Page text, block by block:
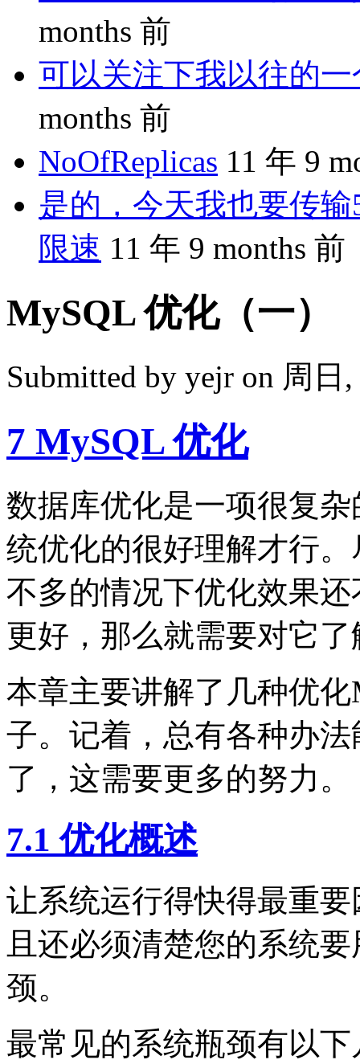
months 前
可以关注下我以往的
months 前
NoOfReplicas 11 年 9
是的，今天我也要传
限速 11 年 9 months 前
MySQL 优化（一）
Submitted by yejr on 周日,
7 MySQL 优化
数据库优化是一项很复
统优化的很好理解才行
不多的情况下优化效果
更好，那么就需要对它
本章主要讲解了几种优
子。记着，总有各种办
了，这需要更多的努力。
7.1 优化概述
让系统运行得快得最重
且还必须清楚您的系统
颈。
最常见的系统瓶颈有以下